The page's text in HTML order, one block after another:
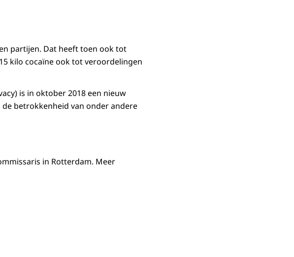
partijen. Dat heeft toen ook tot
kilo cocaïne ook tot veroordelingen
is in oktober 2018 een nieuw
betrokkenheid van onder andere
in Rotterdam. Meer